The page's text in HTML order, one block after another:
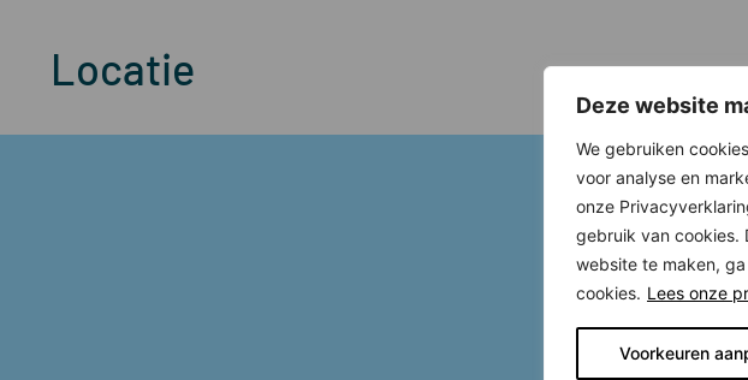
Deze website
We gebruiken
voor analyse en
onze
gebruik van cookies.
website te maken,
cookies. Lees onze
Voorkeuren
Locatie